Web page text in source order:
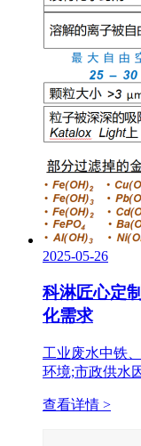
2025-05-26
科淋匠心定
化需求
工业废水中铁
环境;市政供水
查看详情 >